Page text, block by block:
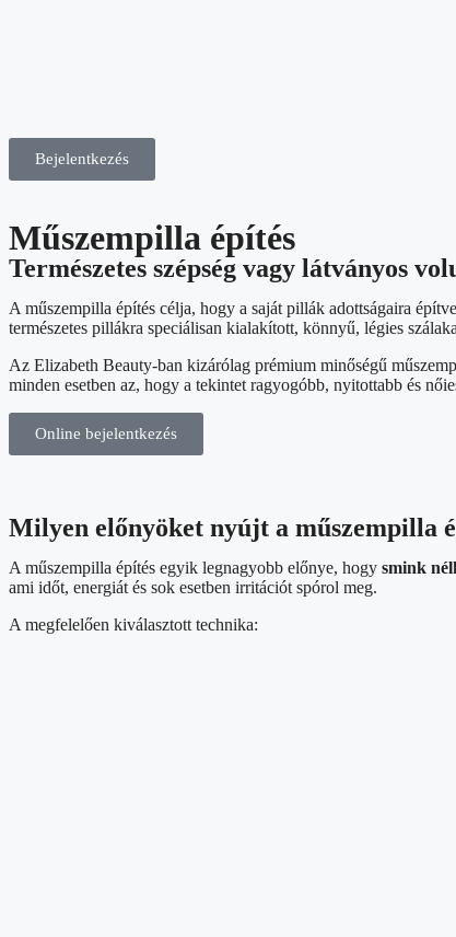
Bejelentkezés
Műszempilla építés
Természetes szépség vagy látványos
A műszempilla építés célja, hogy a saját pillák adottságaira
természetes pillákra speciálisan kialakított, könnyű, légies
Az Elizabeth Beauty-ban kizárólag prémium minőségű
minden esetben az, hogy a tekintet ragyogóbb, nyitottabb és
Online bejelentkezés
Milyen előnyöket nyújt a műszempilla
A műszempilla építés egyik legnagyobb előnye, hogy smink
ami időt, energiát és sok esetben irritációt spórol meg.
A megfelelően kiválasztott technika: